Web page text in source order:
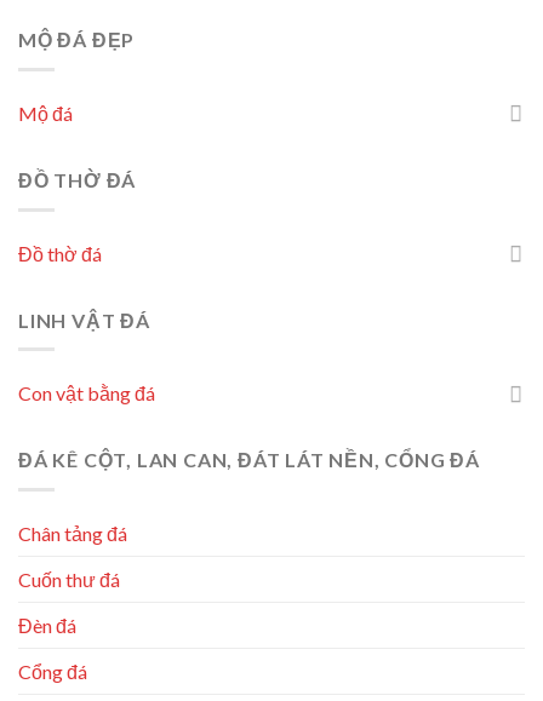
MỘ ĐÁ ĐẸP
Mộ đá
ĐỒ THỜ ĐÁ
Đồ thờ đá
LINH VẬT ĐÁ
Con vật bằng đá
ĐÁ KÊ CỘT, LAN CAN, ĐÁT LÁT NỀN, CỔNG ĐÁ
Chân tảng đá
Cuốn thư đá
Đèn đá
Cổng đá